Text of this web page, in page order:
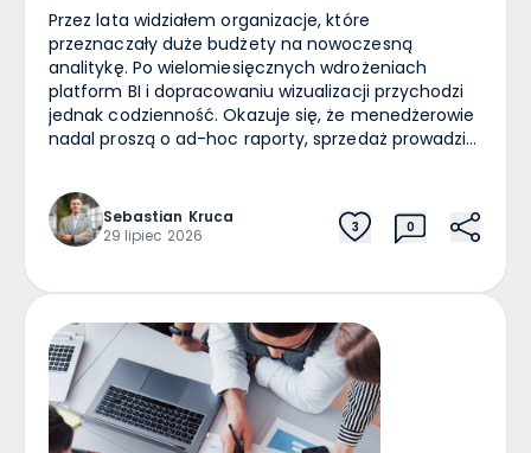
Przez lata widziałem organizacje, które
przeznaczały duże budżety na nowoczesną
analitykę. Po wielomiesięcznych wdrożeniach
platform BI i dopracowaniu wizualizacji przychodzi
jednak codzienność. Okazuje się, że menedżerowie
nadal proszą o ad-hoc raporty, sprzedaż prowadzi
realnie nie korzysta. To jeden z najczęstszych
problemów, z jakimi mierzę się jako konsultant.
systemu. Dane zostają wyczyszczone, wskaźniki
zdefiniowane, a wykresy wyglądają profesjonalnie.
Po projekcie pojawia się jednak kluczowe pytanie:
Co właściwie użytkownik ma z tym dashboardem
zrobić? Narzędzie to tylko interfejs. Wykres nie jest
działaniem, a raport nie jest decyzją. Dlaczego
Sebastian Kruca
29 lipiec 2026
3 0